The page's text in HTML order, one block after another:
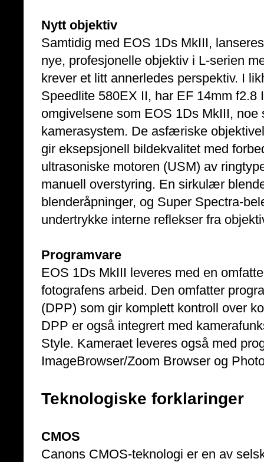
Nytt objektiv
Samtidig med EOS 1Ds MkIII,
nye, profesjonelle objektiv i L-serien
krever et litt annerledes perspektiv. I
Speedlite 580EX II, har EF 14mm
omgivelsene som EOS 1Ds MkIII,
kamerasystem. De asfæriske
gir eksepsjonell bildekvalitet med
ultrasoniske motoren (USM) av
manuell overstyring. En sirkulær
blenderåpninger, og Super Spectra-
undertrykke interne reflekser fra
Programvare
EOS 1Ds MkIII leveres med en
fotografens arbeid. Den omfatter
(DPP) som gir komplett kontroll over
DPP er også integrert med
Style. Kameraet leveres også med
ImageBrowser/Zoom Browser og
Teknologiske forklaringer
CMOS
Canons CMOS-teknologi er en av